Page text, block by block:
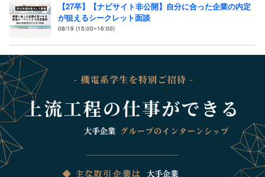
【27卒】【ナビサイト非公開】自分に合った企業の内定
が狙えるシークレット面談
08/19 (15:00~16:00)